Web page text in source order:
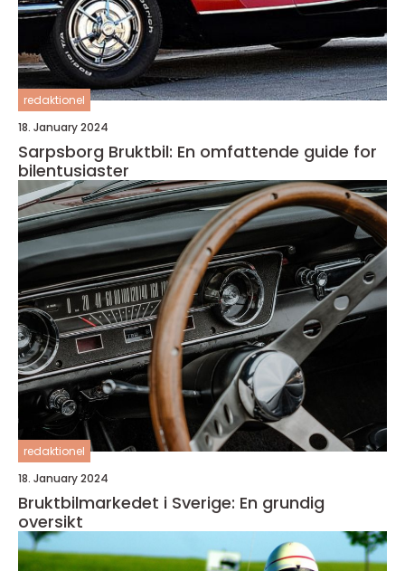
redaktionel
18. January 2024
Sarpsborg Bruktbil: En omfattende guide for
bilentusiaster
redaktionel
18. January 2024
Bruktbilmarkedet i Sverige: En grundig
oversikt